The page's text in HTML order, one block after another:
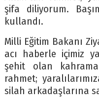
şifa diliyorum.
kullandı.
Milli Eğitim Bakanı
acı haberle içimiz
şehit olan
rahmet;
silah arkadaşlarına